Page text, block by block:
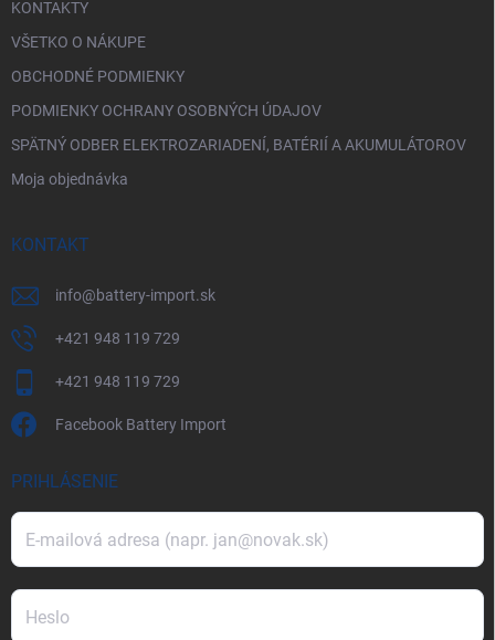
KONTAKTY
VŠETKO O NÁKUPE
OBCHODNÉ PODMIENKY
PODMIENKY OCHRANY OSOBNÝCH ÚDAJOV
SPÄTNÝ ODBER ELEKTROZARIADENÍ, BATÉRIÍ A AKUMULÁTOROV
Moja objednávka
KONTAKT
info@battery-import.sk
+421 948 119 729
+421 948 119 729
Facebook Battery Import
PRIHLÁSENIE